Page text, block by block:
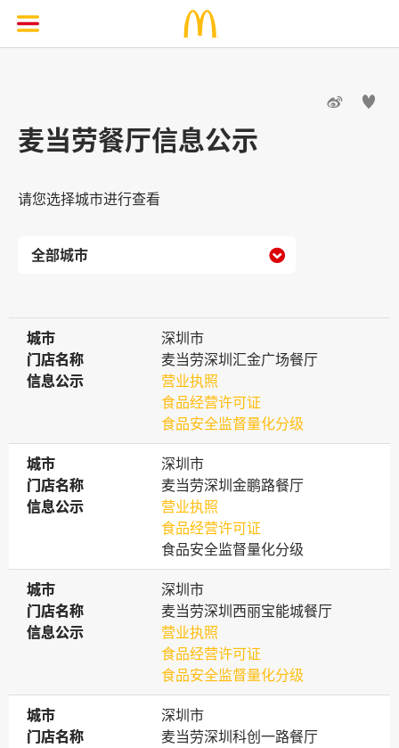
 
麦当劳餐厅信息公示
请您选择城市进行查看

城市
城市
深圳市
门店名称
门店名称
麦当劳深圳汇金广场餐厅
信息公示
信息公示
营业执照
食品经营许可证
食品安全监督量化分级
城市
城市
深圳市
门店名称
门店名称
麦当劳深圳金鹏路餐厅
信息公示
信息公示
营业执照
食品经营许可证
食品安全监督量化分级
城市
城市
深圳市
门店名称
门店名称
麦当劳深圳西丽宝能城餐厅
信息公示
信息公示
营业执照
食品经营许可证
食品安全监督量化分级
城市
城市
深圳市
门店名称
门店名称
麦当劳深圳科创一路餐厅